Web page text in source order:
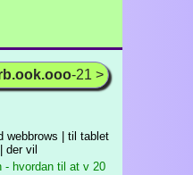
-21 >
webbrows | til tablet
der vil
- hvordan til at v 20